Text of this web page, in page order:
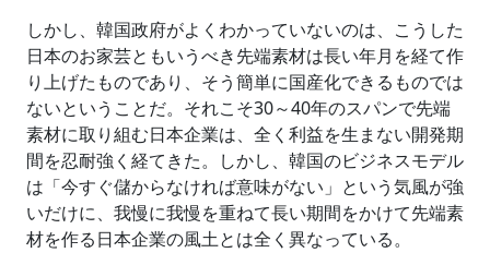
しかし、韓国政府がよくわかっていないのは、こうした
日本のお家芸ともいうべき先端素材は長い年月を経て作
り上げたものであり、そう簡単に国産化できるものでは
ないということだ。それこそ30～40年のスパンで先端
素材に取り組む日本企業は、全く利益を生まない開発期
間を忍耐強く経てきた。しかし、韓国のビジネスモデル
は「今すぐ儲からなければ意味がない」という気風が強
いだけに、我慢に我慢を重ねて長い期間をかけて先端素
材を作る日本企業の風土とは全く異なっている。